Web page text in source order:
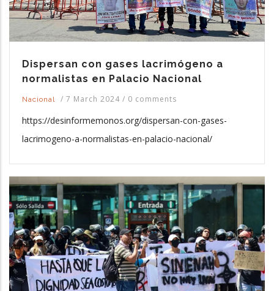
Dispersan con gases lacrimógeno a
normalistas en Palacio Nacional
Nacional / 7 March 2024 / 0 comments
https://desinformemonos.org/dispersan-con-gases-
lacrimogeno-a-normalistas-en-palacio-nacional/